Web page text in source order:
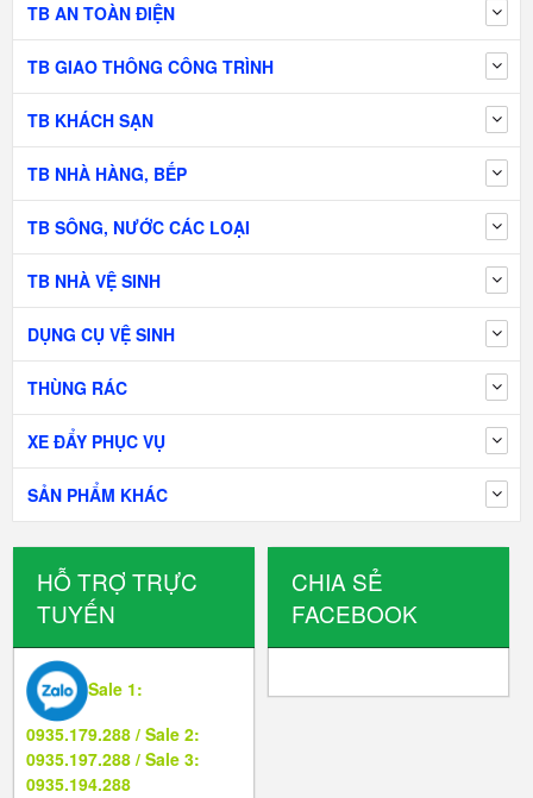
TB AN TOÀN ĐIỆN
TB GIAO THÔNG CÔNG TRÌNH
TB KHÁCH SẠN
TB NHÀ HÀNG, BẾP
TB SÔNG, NƯỚC CÁC LOẠI
TB NHÀ VỆ SINH
DỤNG CỤ VỆ SINH
THÙNG RÁC
XE ĐẨY PHỤC VỤ
SẢN PHẨM KHÁC
HỖ TRỢ TRỰC
TUYẾN
Sale 1:
0935.179.288 / Sale 2:
0935.197.288 / Sale 3:
0935.194.288
CHIA SẺ
FACEBOOK